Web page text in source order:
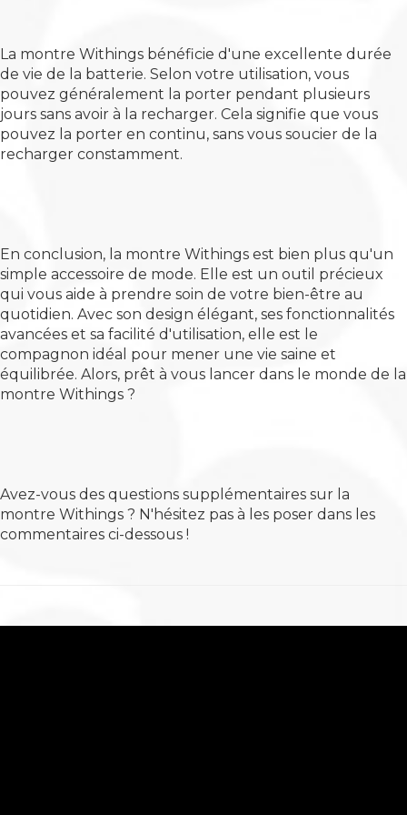
La montre Withings bénéficie d'une excellente durée
de vie de la batterie. Selon votre utilisation, vous
pouvez généralement la porter pendant plusieurs
jours sans avoir à la recharger. Cela signifie que vous
pouvez la porter en continu, sans vous soucier de la
recharger constamment.
En conclusion, la montre Withings est bien plus qu'un
simple accessoire de mode. Elle est un outil précieux
qui vous aide à prendre soin de votre bien-être au
quotidien. Avec son design élégant, ses fonctionnalités
avancées et sa facilité d'utilisation, elle est le
compagnon idéal pour mener une vie saine et
équilibrée. Alors, prêt à vous lancer dans le monde de la
montre Withings ?
Avez-vous des questions supplémentaires sur la
montre Withings ? N'hésitez pas à les poser dans les
commentaires ci-dessous !